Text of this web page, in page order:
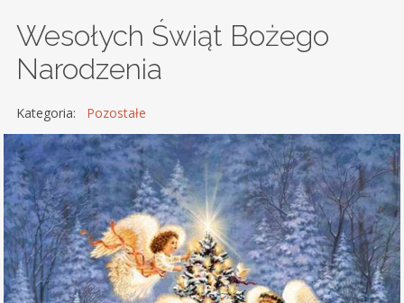
Wesołych Świąt Bożego
Narodzenia
Kategoria: Pozostałe